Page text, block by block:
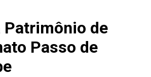
Patrimônio de
Passo de